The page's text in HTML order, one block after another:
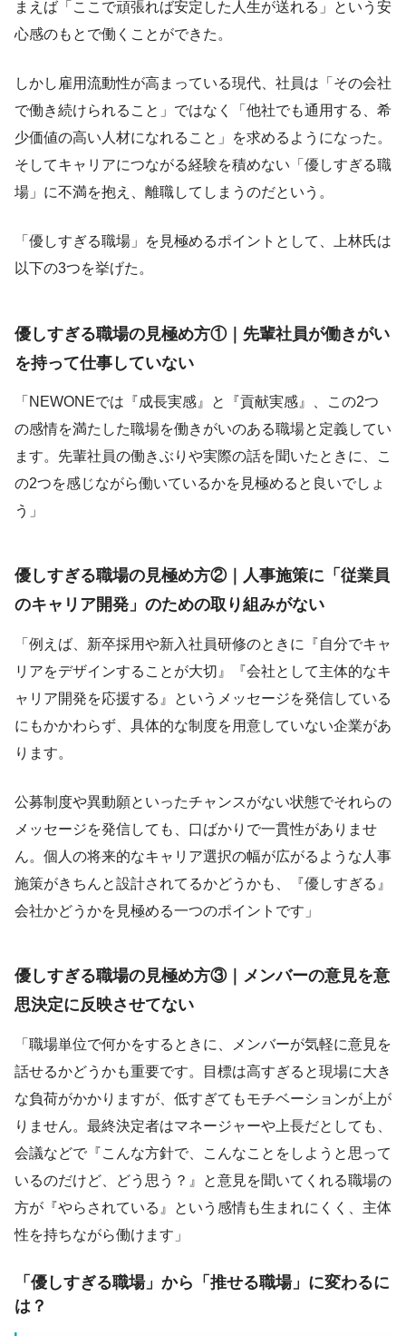
まえば「ここで頑張れば安定した人生が送れる」という安
心感のもとで働くことができた。
しかし雇用流動性が高まっている現代、社員は「その会社
で働き続けられること」ではなく「他社でも通用する、希
少価値の高い人材になれること」を求めるようになった。
そしてキャリアにつながる経験を積めない「優しすぎる職
場」に不満を抱え、離職してしまうのだという。
「優しすぎる職場」を見極めるポイントとして、上林氏は
以下の3つを挙げた。
優しすぎる職場の見極め方①｜先輩社員が働きがい
を持って仕事していない
「NEWONEでは『成長実感』と『貢献実感』、この2つ
の感情を満たした職場を働きがいのある職場と定義してい
ます。先輩社員の働きぶりや実際の話を聞いたときに、こ
の2つを感じながら働いているかを見極めると良いでしょ
う」
優しすぎる職場の見極め方②｜人事施策に「従業員
のキャリア開発」のための取り組みがない
「例えば、新卒採用や新入社員研修のときに『自分でキャ
リアをデザインすることが大切』『会社として主体的なキ
ャリア開発を応援する』というメッセージを発信している
にもかかわらず、具体的な制度を用意していない企業があ
ります。
公募制度や異動願といったチャンスがない状態でそれらの
メッセージを発信しても、口ばかりで一貫性がありませ
ん。個人の将来的なキャリア選択の幅が広がるような人事
施策がきちんと設計されてるかどうかも、『優しすぎる』
会社かどうかを見極める一つのポイントです」
優しすぎる職場の見極め方③｜メンバーの意見を意
思決定に反映させてない
「職場単位で何かをするときに、メンバーが気軽に意見を
話せるかどうかも重要です。目標は高すぎると現場に大き
な負荷がかかりますが、低すぎてもモチベーションが上が
りません。最終決定者はマネージャーや上長だとしても、
会議などで『こんな方針で、こんなことをしようと思って
いるのだけど、どう思う？』と意見を聞いてくれる職場の
方が『やらされている』という感情も生まれにくく、主体
性を持ちながら働けます」
「優しすぎる職場」から「推せる職場」に変わるに
は？